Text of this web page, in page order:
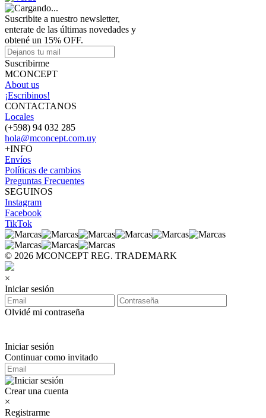
Suscribite a nuestro newsletter,
enterate de las últimas novedades y
obtené un 15% OFF.
Suscribirme
MCONCEPT
About us
¡Escribinos!
CONTACTANOS
Locales
(+598) 94 032 285
hola@mconcept.com.uy
+INFO
Envíos
Políticas de cambios
Preguntas Frecuentes
SEGUINOS
Instagram
Facebook
TikTok
© 2026 MCONCEPT REG. TRADEMARK
×
Iniciar sesión
Olvidé mi contraseña
Iniciar sesión
Continuar como invitado
Crear una cuenta
×
Registrarme